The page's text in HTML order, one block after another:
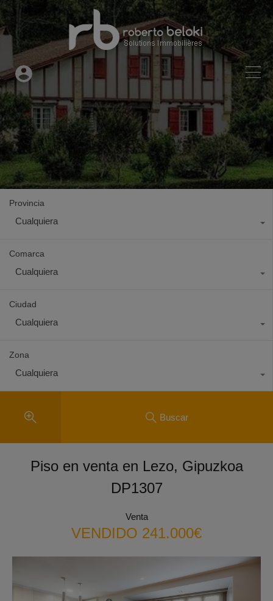
Provincia
Cualquiera
Comarca
Cualquiera
Ciudad
Cualquiera
Zona
Cualquiera
Buscar
Piso en venta en Lezo, Gipuzkoa
DP1307
Venta
VENDIDO 241.000€